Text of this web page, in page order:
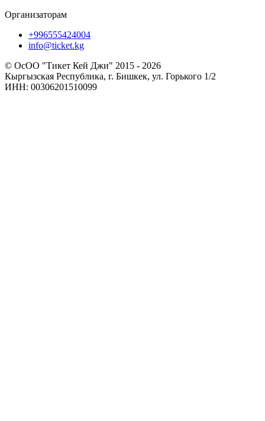
Организаторам
+996555424004
info@ticket.kg
© ОсОО "Тикет Кей Джи" 2015 - 2026
Кыргызская Республика, г. Бишкек, ул. Горького 1/2
ИНН: 00306201510099